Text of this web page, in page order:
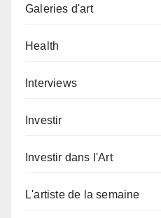
Galeries d'art
Health
Interviews
Investir
Investir dans l'Art
L'artiste de la semaine